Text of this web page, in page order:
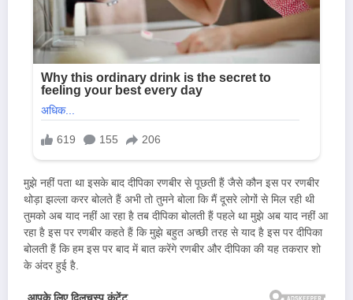
मुझे नहीं पता था इसके बाद दीपिका रणबीर से पूछती हैं जैसे कौन इस पर रणबीर
थोड़ा झल्ला करर बोलते हैं अभी तो तुमने बोला कि मैं दूसरे लोगों से मिल रही थी
तुमको अब याद नहीं आ रहा है तब दीपिका बोलती हैं पहले था मुझे अब याद नहीं आ
रहा है इस पर रणबीर कहते हैं कि मुझे बहुत अच्छी तरह से याद है इस पर दीपिका
बोलती हैं कि हम इस पर बाद में बात करेंगे रणबीर और दीपिका की यह तकरार शो
के अंदर हुई है.